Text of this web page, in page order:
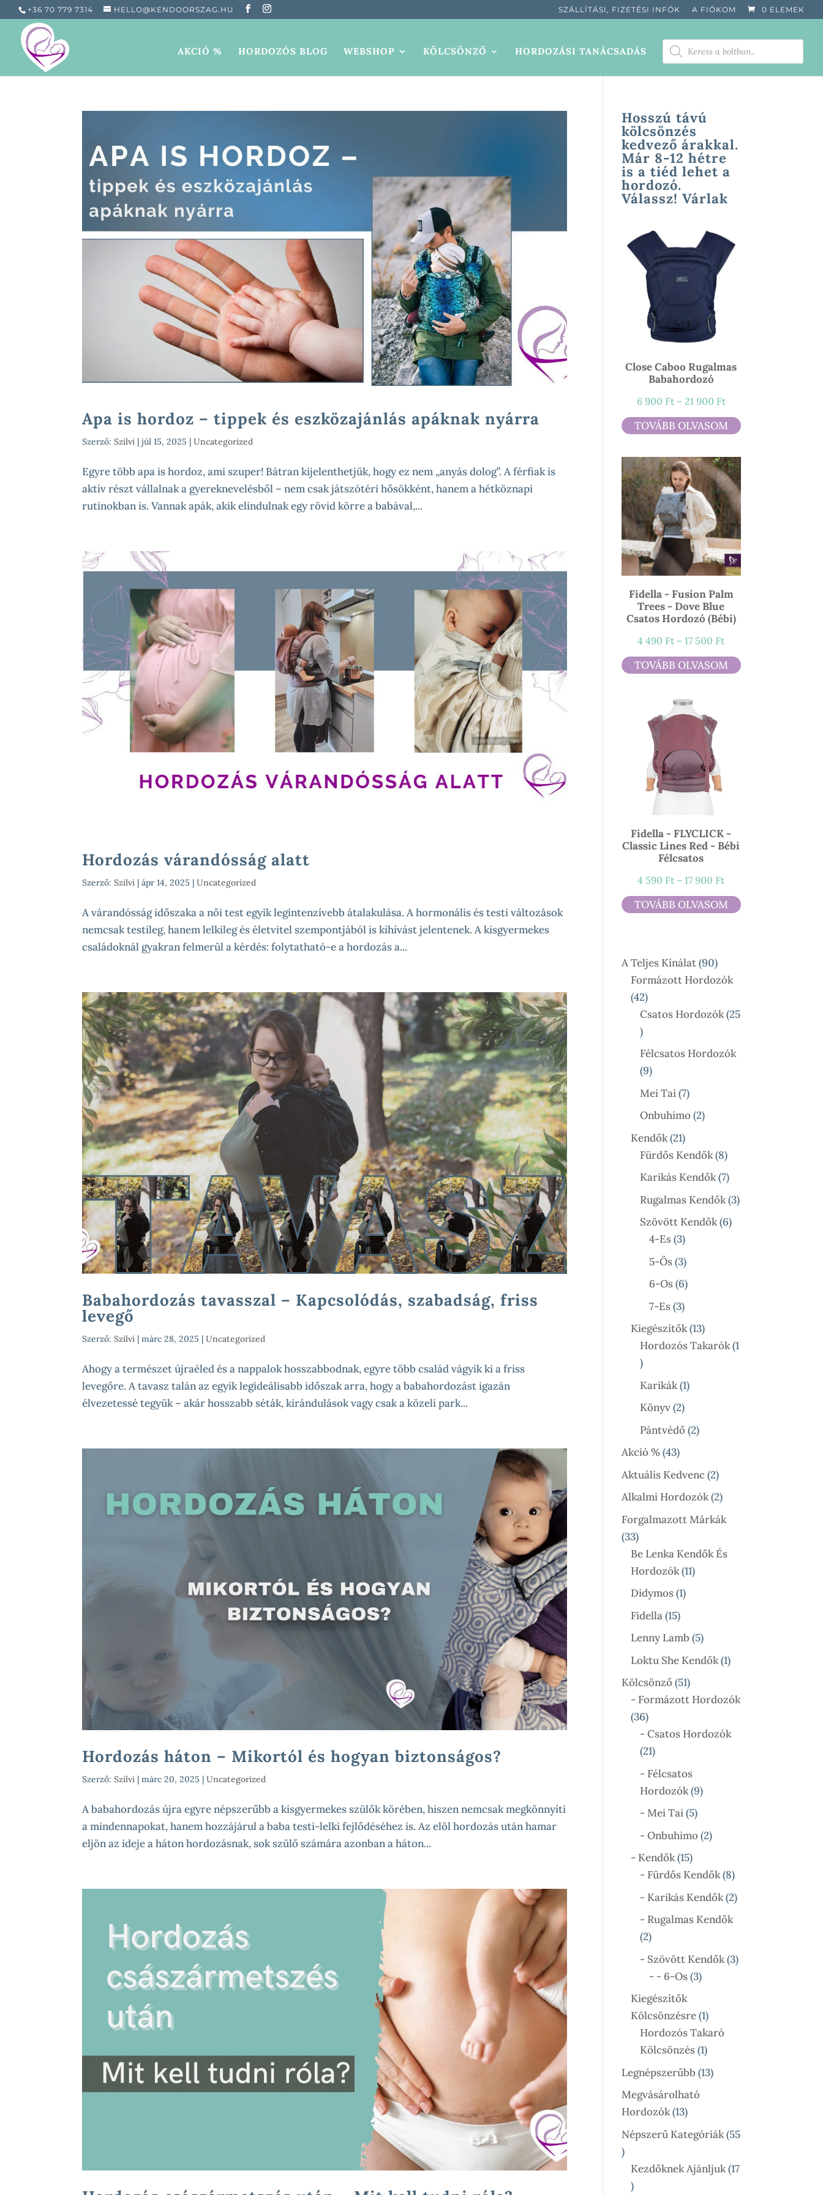
+36 70 779 7314 HELLO@KENDOORSZAG.HU SZÁLLÍTÁSI, FIZETÉSI INFÓK A FIÓKOM 0 ELEMEK
AKCIÓ % HORDOZÓS BLOG WEBSHOP KÖLCSÖNZŐ HORDOZÁSI TANÁCSADÁS
PRODUCTS
SEARCH
Apa is hordoz – tippek és eszközajánlás apáknak nyárra
Szerző:Szilvi |júl 15, 2025 |Uncategorized
Egyre több apa is hordoz, ami szuper! Bátran kijelenthetjük, hogy ez nem „anyás dolog”. A férfiak is
aktív részt vállalnak a gyereknevelésből – nem csak játszótéri hősökként, hanem a hétköznapi
rutinokban is. Vannak apák, akik elindulnak egy rövid körre a babával,...
Hordozás várandósság alatt
Szerző:Szilvi |ápr 14, 2025 |Uncategorized
A várandósság időszaka a női test egyik legintenzívebb átalakulása. A hormonális és testi változások
nemcsak testileg, hanem lelkileg és életvitel szempontjából is kihívást jelentenek. A kisgyermekes
családoknál gyakran felmerül a kérdés: folytatható-e a hordozás a...
Babahordozás tavasszal – Kapcsolódás, szabadság, friss
levegő
Szerző:Szilvi |márc 28, 2025 |Uncategorized
Ahogy a természet újraéled és a nappalok hosszabbodnak, egyre több család vágyik ki a friss
levegőre. A tavasz talán az egyik legideálisabb időszak arra, hogy a babahordozást igazán
élvezetessé tegyük – akár hosszabb séták, kirándulások vagy csak a közeli park...
Hordozás háton – Mikortól és hogyan biztonságos?
Szerző:Szilvi |márc 20, 2025 |Uncategorized
A babahordozás újra egyre népszerűbb a kisgyermekes szülők körében, hiszen nemcsak megkönnyíti
a mindennapokat, hanem hozzájárul a baba testi-lelki fejlődéséhez is. Az elöl hordozás után hamar
eljön az ideje a háton hordozásnak, sok szülő számára azonban a háton...
Hosszú távú
kölcsönzés
kedvező árakkal.
Már 8-12 hétre
is a tiéd lehet a
hordozó.
Válassz! Várlak
Close Caboo Rugalmas
Babahordozó
6 900 Ft – 21 900 FtÁrtartomány:
6
900 Ft
21
900 Ft
TOVÁBB OLVASOM
Fidella - Fusion Palm
Trees - Dove Blue
Csatos Hordozó (bébi)
4 490 Ft – 17 500 FtÁrtartomány:
4
490 Ft
TOVÁBB OLVASOM
Fidella - FLYCLICK -
Classic Lines Red - Bébi
Félcsatos
4 590 Ft – 17 900 FtÁrtartomány:
4
590 Ft
TOVÁBB OLVASOM
A Teljes Kínálat 9090
Termék
Formázott Hordozók
4242
Termék
Csatos Hordozók 25
25
Termék
Félcsatos Hordozók
99
Termék
Mei Tai 77
Termék
Onbuhimo 22
Kendők 2121
Termék
Fürdős Kendők 88
Termék
Karikás Kendők 77
Termék
Rugalmas Kendők 33
Szövött Kendők 66
4-Es 33
Termék
5-Ös 33
Termék
6-Os 66
7-Es 33
Termék
Kiegészítők 1313
Termék
Hordozós Takarók 1
1
Termék
Karikák 11
Könyv 22
Termék
Pántvédő 22
Akció % 4343
Termék
Aktuális Kedvenc 22
Termék
Alkalmi Hordozók 22
Termék
Forgalmazott Márkák
3333
Termék
Be Lenka Kendők És
Hordozók 1111
Didymos 11
Fidella 1515
Termék
Lenny Lamb 55
Termék
Loktu She Kendők 11
Kölcsönző 5151
Termék
- Formázott Hordozók
3636
Termék
- Csatos Hordozók
2121
Termék
- Félcsatos
Hordozók 99
- Mei Tai 55
Termék
- Onbuhimo 22
- Kendők 1515
Termék
- Fürdős Kendők 88
Termék
- Karikás Kendők 22
- Rugalmas Kendők
22
Termék
- Szövött Kendők 33
- - 6-Os 33
Kiegészítők
Kölcsönzésre 11
Termék
Hordozós Takaró
Kölcsönzés 11
Termék
Legnépszerűbb 1313
Megvásárolható
Hordozók 1313
Termék
Népszerű Kategóriák 55
55
Termék
Kezdőknek Ajánljuk 17
17